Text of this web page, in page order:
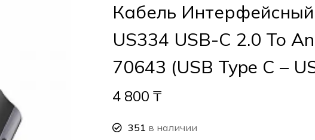
Кабель Интерфейсный
US334 USB-C 2.0 To
70643 (USB Type C –
4 800 ₸
351 в наличии